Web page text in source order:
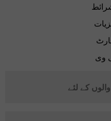
وی
کے لئے